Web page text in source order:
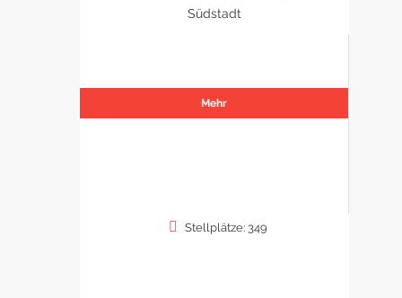
Südstadt
Mehr
Stellplätze: 349